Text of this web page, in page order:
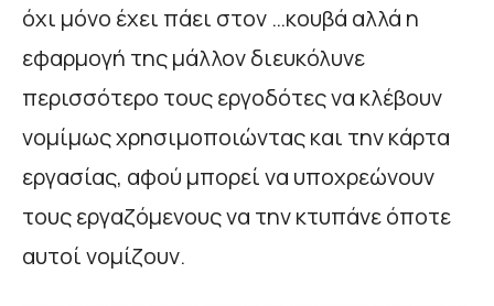
όχι μόνο έχει πάει στον …κουβά αλλά η
εφαρμογή της μάλλον διευκόλυνε
περισσότερο τους εργοδότες να κλέβουν
νομίμως χρησιμοποιώντας και την κάρτα
εργασίας, αφού μπορεί να υποχρεώνουν
τους εργαζόμενους να την κτυπάνε όποτε
αυτοί νομίζουν.